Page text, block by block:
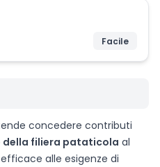
Facile
concedere contributi
della filiera pataticola al
alle esigenze di